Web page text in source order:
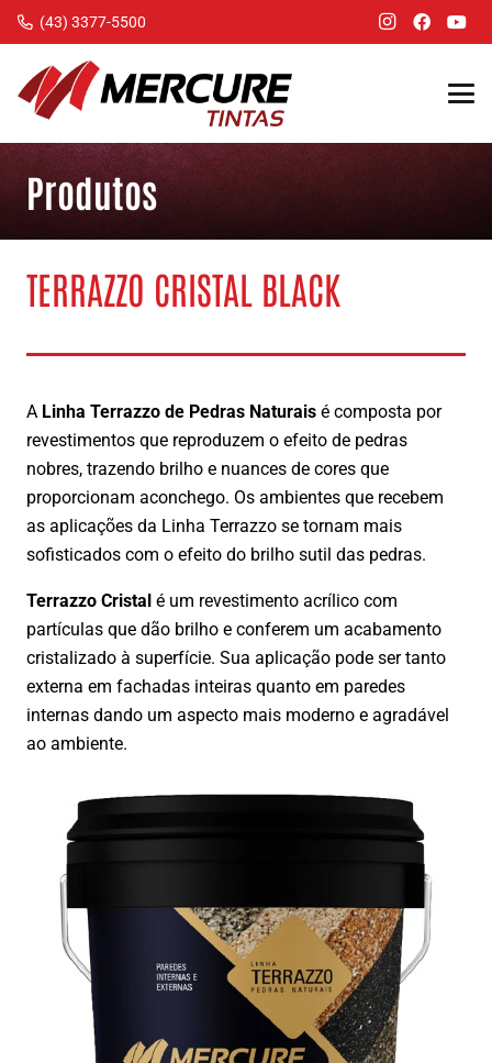
(43) 3377-5500
Produtos
TERRAZZO CRISTAL BLACK
A Linha Terrazzo de Pedras Naturais é composta por
revestimentos que reproduzem o efeito de pedras
nobres, trazendo brilho e nuances de cores que
proporcionam aconchego. Os ambientes que recebem
as aplicações da Linha Terrazzo se tornam mais
sofisticados com o efeito do brilho sutil das pedras.
Terrazzo Cristal é um revestimento acrílico com
partículas que dão brilho e conferem um acabamento
cristalizado à superfície. Sua aplicação pode ser tanto
externa em fachadas inteiras quanto em paredes
internas dando um aspecto mais moderno e agradável
ao ambiente.